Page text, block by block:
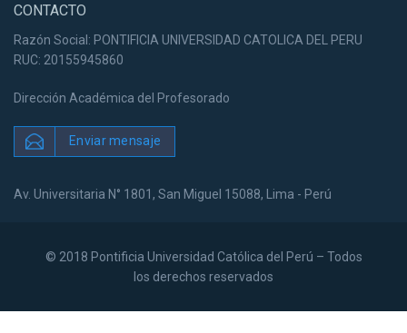
CONTACTO
Razón Social: PONTIFICIA UNIVERSIDAD CATOLICA DEL PERU
RUC: 20155945860
Dirección Académica del Profesorado
Enviar mensaje
Av. Universitaria N° 1801, San Miguel 15088, Lima - Perú
© 2018 Pontificia Universidad Católica del Perú – Todos
los derechos reservados